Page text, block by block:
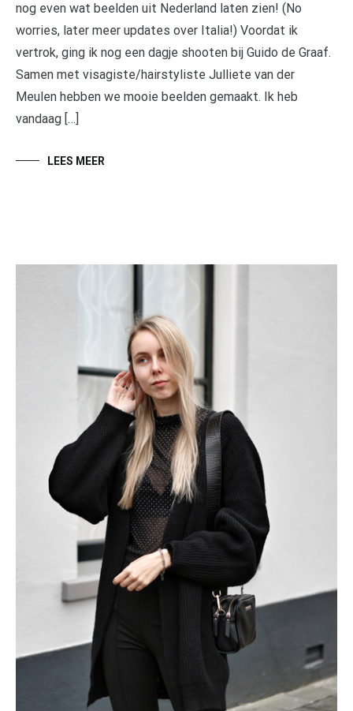
nog even wat beelden uit Nederland laten zien! (No
worries, later meer updates over Italia!) Voordat ik
vertrok, ging ik nog een dagje shooten bij Guido de Graaf.
Samen met visagiste/hairstyliste Julliete van der
Meulen hebben we mooie beelden gemaakt. Ik heb
vandaag […]
LEES MEER